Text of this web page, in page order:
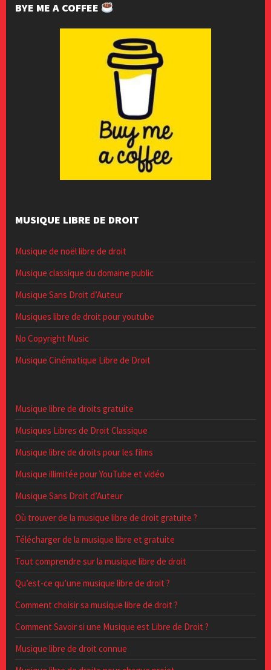
BYE ME A COFFEE
MUSIQUE LIBRE DE DROIT
Musique de noël libre de droit
Musique classique du domaine public
Musique Sans Droit d’Auteur
Musiques libre de droit pour youtube
No Copyright Music
Musique Cinématique Libre de Droit
Musique libre de droits gratuite
Musiques Libres de Droit Classique
Musique libre de droits pour les films
Musique illimitée pour YouTube et vidéo
Musique Sans Droit d’Auteur
Où trouver de la musique libre de droit gratuite ?
Télécharger de la musique libre et gratuite
Tout comprendre sur la musique libre de droit
Qu’est-ce qu’une musique libre de droit ?
Comment choisir sa musique libre de droit ?
Comment Savoir si une Musique est Libre de Droit ?
Musique libre de droit connue